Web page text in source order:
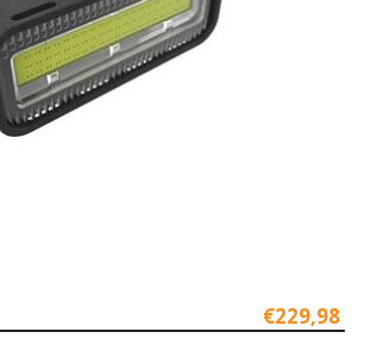
€229,98